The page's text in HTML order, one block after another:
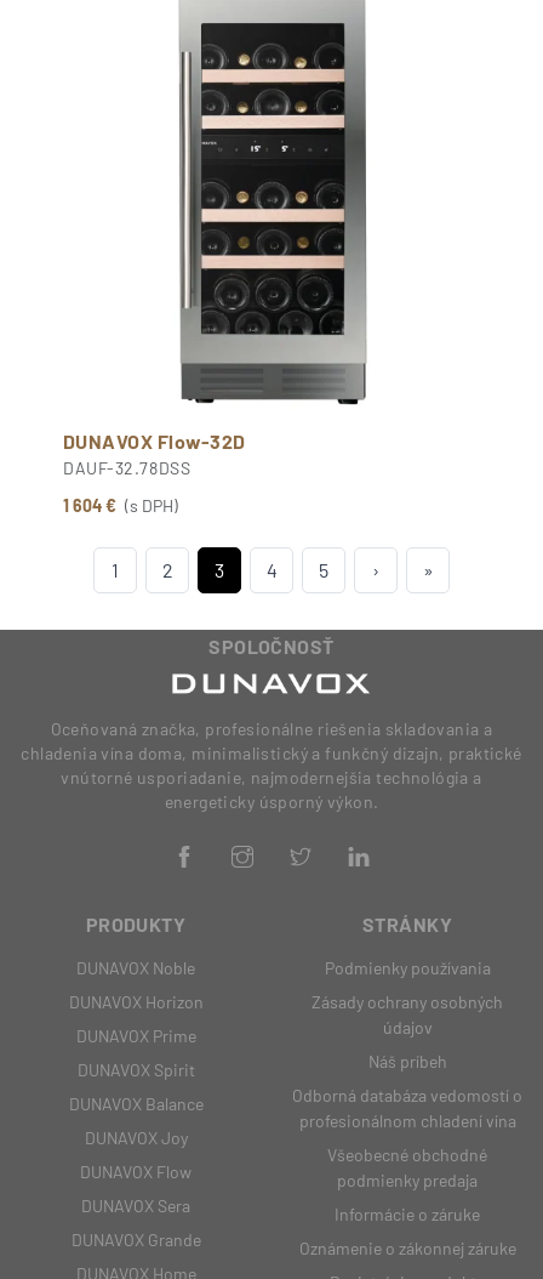
DUNAVOX Flow-32D
DAUF-32.78DSS
1 604 € (s DPH)
1 2 3 4 5 › »
SPOLOČNOSŤ
Oceňovaná značka, profesionálne riešenia skladovania a
chladenia vína doma, minimalistický a funkčný dizajn, praktické
vnútorné usporiadanie, najmodernejšia technológia a
energeticky úsporný výkon.
PRODUKTY
DUNAVOX Noble
DUNAVOX Horizon
DUNAVOX Prime
DUNAVOX Spirit
DUNAVOX Balance
DUNAVOX Joy
DUNAVOX Flow
DUNAVOX Sera
DUNAVOX Grande
DUNAVOX Home
STRÁNKY
Podmienky používania
Zásady ochrany osobných
údajov
Náš príbeh
Odborná databáza vedomostí o
profesionálnom chladení vína
Všeobecné obchodné
podmienky predaja
Informácie o záruke
Oznámenie o zákonnej záruke